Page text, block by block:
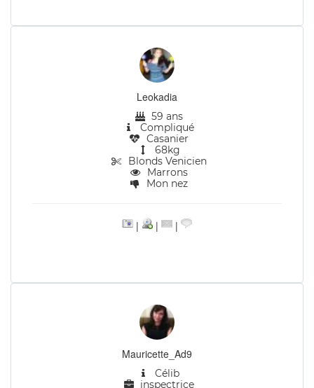
Leokadia
59 ans
Compliqué
Casanier
68kg
Blonds Venicien
Marrons
Mon nez
| | |
Mauricette_Ad9
Célib
inspectrice